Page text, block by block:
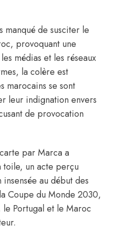
manqué de susciter le
provoquant une
médias et les réseaux
la colère est
marocains se sont
leur indignation envers
de provocation
par Marca a
toile, un acte perçu
au début des
Coupe du Monde 2030,
le Portugal et le Maroc